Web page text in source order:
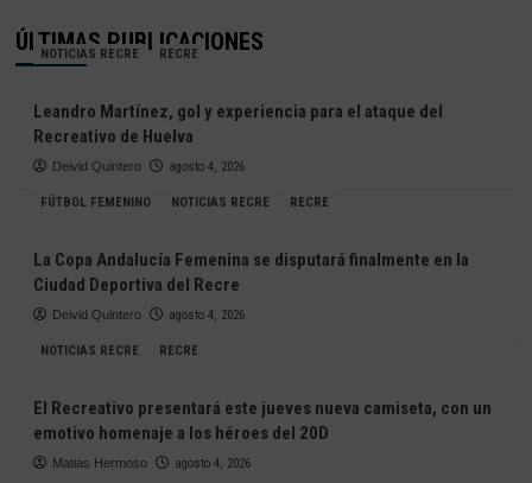
ÚLTIMAS PUBLICACIONES
NOTICIAS RECRE RECRE
Leandro Martínez, gol y experiencia para el ataque del
Recreativo de Huelva
Deivid Quintero agosto 4, 2026
FÚTBOL FEMENINO NOTICIAS RECRE RECRE
La Copa Andalucía Femenina se disputará finalmente en la
Ciudad Deportiva del Recre
Deivid Quintero agosto 4, 2026
NOTICIAS RECRE RECRE
El Recreativo presentará este jueves nueva camiseta, con un
emotivo homenaje a los héroes del 20D
Matias Hermoso agosto 4, 2026